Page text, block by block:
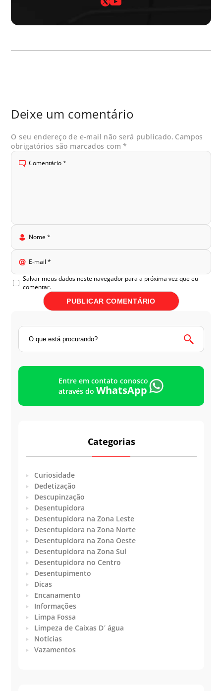
Deixe um comentário
O seu endereço de e-mail não será publicado. Campos
obrigatórios são marcados com*
Comentário*
Nome*
E-mail*
Salvar meus dados neste navegador para a próxima vez que eu
comentar.
Entre em contato conosco
através do WhatsApp
Categorias
Curiosidade
Dedetização
Descupinzação
Desentupidora
Desentupidora na Zona Leste
Desentupidora na Zona Norte
Desentupidora na Zona Oeste
Desentupidora na Zona Sul
Desentupidora no Centro
Desentupimento
Dicas
Encanamento
Informações
Limpa Fossa
Limpeza de Caixas D´ água
Notícias
Vazamentos